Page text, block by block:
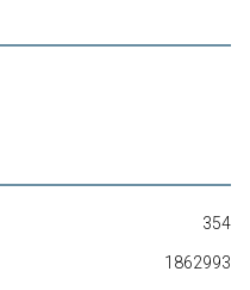
354
1862993